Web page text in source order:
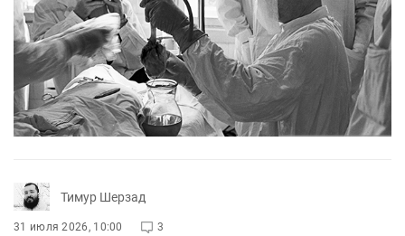
Тимур Шерзад
31 июля 2026, 10:00 3